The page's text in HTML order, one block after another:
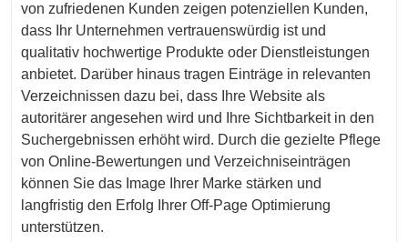
von zufriedenen Kunden zeigen potenziellen Kunden,
dass Ihr Unternehmen vertrauenswürdig ist und
qualitativ hochwertige Produkte oder Dienstleistungen
anbietet. Darüber hinaus tragen Einträge in relevanten
Verzeichnissen dazu bei, dass Ihre Website als
autoritärer angesehen wird und Ihre Sichtbarkeit in den
Suchergebnissen erhöht wird. Durch die gezielte Pflege
von Online-Bewertungen und Verzeichniseinträgen
können Sie das Image Ihrer Marke stärken und
langfristig den Erfolg Ihrer Off-Page Optimierung
unterstützen.